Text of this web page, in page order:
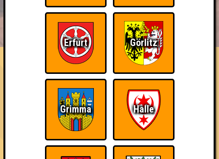
HIGHSCORE RESERVIERUNG
FAQ ÜBER UNS
Jesus Quiztus - Unser Löser
Errungenschaften
Kleiner Hinweis: bei uns sind Teams, die in einem Stechen
verlieren, trotzdem auf dem 1. Platz - den haben sie sich
schließlich verdient! Entsprechend gibt es für diese auch
Errungenschaften für den 1. Platz.
Erfurt Görlitz
Grimma Halle